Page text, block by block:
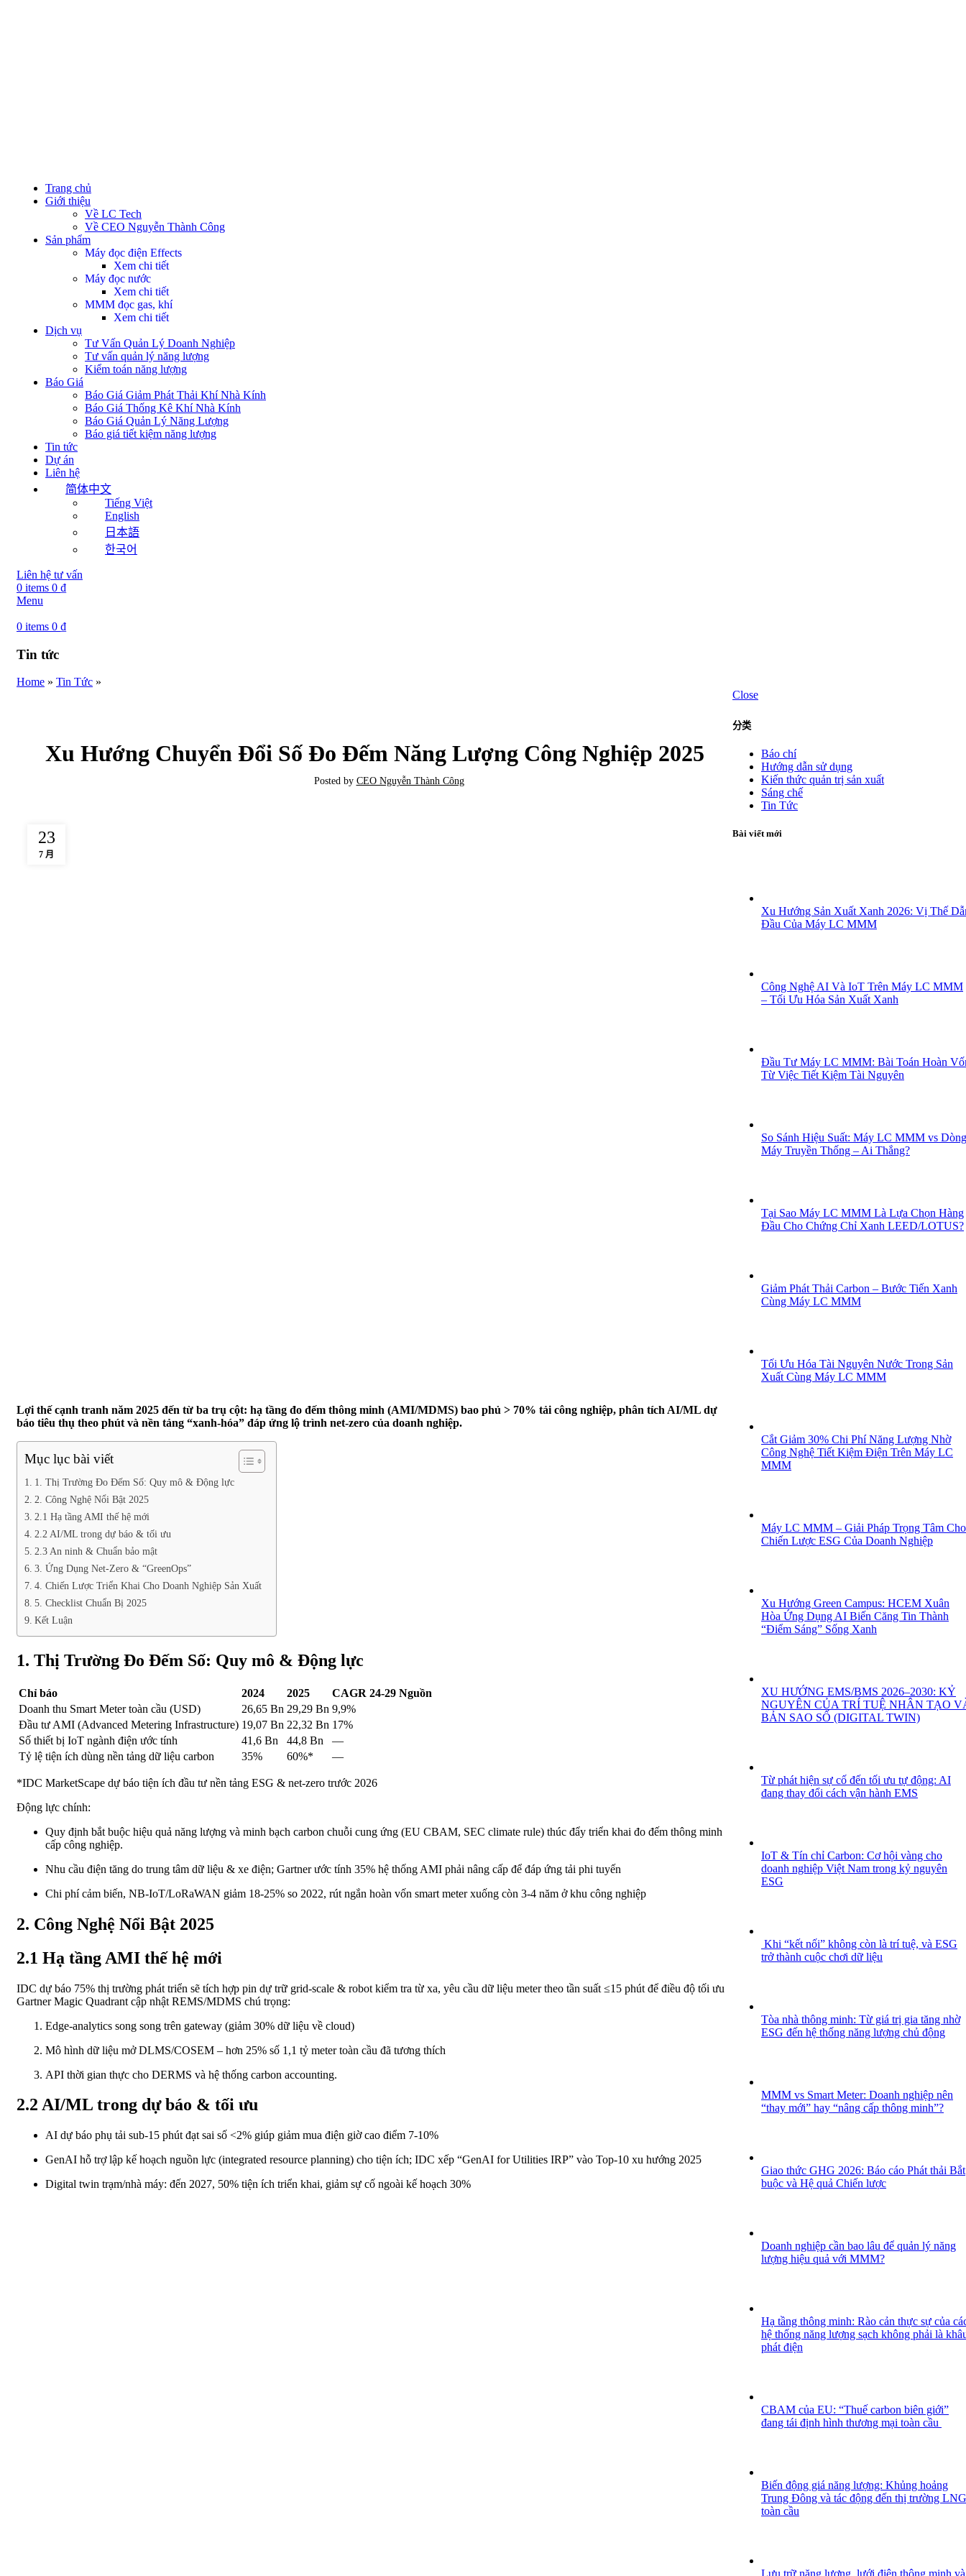
Trang chủ
Giới thiệu
Về LC Tech
Về CEO Nguyễn Thành Công
Sản phẩm
Máy đọc điện Effects
Xem chi tiết
Máy đọc nước
Xem chi tiết
MMM đọc gas, khí
Xem chi tiết
Dịch vụ
Tư Vấn Quản Lý Doanh Nghiệp
Tư vấn quản lý năng lượng
Kiểm toán năng lượng
Báo Giá
Báo Giá Giảm Phát Thải Khí Nhà Kính
Báo Giá Thống Kê Khí Nhà Kính
Báo Giá Quản Lý Năng Lượng
Báo giá tiết kiệm năng lượng
Tin tức
Dự án
Liên hệ
简体中文
Tiếng Việt
English
日本語
한국어
Liên hệ tư vấn
0 items 0 ₫
Menu
0 items 0 ₫
Tin tức
Home » Tin Tức »
Xu Hướng Chuyển Đổi Số Đo Đếm Năng Lượng Công Nghiệp 2025
Posted by CEO Nguyễn Thành Công
23
7 月
Lợi thế cạnh tranh năm 2025 đến từ ba trụ cột: hạ tầng đo đếm thông minh (AMI/MDMS) bao phủ > 70% tải công nghiệp, phân tích AI/ML dự
báo tiêu thụ theo phút và nền tảng “xanh-hóa” đáp ứng lộ trình net-zero của doanh nghiệp.
Mục lục bài viết
1. Thị Trường Đo Đếm Số: Quy mô & Động lực
2. Công Nghệ Nổi Bật 2025
2.1 Hạ tầng AMI thế hệ mới
2.2 AI/ML trong dự báo & tối ưu
2.3 An ninh & Chuẩn bảo mật
3. Ứng Dụng Net-Zero & “GreenOps”
4. Chiến Lược Triển Khai Cho Doanh Nghiệp Sản Xuất
5. Checklist Chuẩn Bị 2025
Kết Luận
1. Thị Trường Đo Đếm Số: Quy mô & Động lực
Chỉ báo 2024 2025 CAGR 24-29 Nguồn
Doanh thu Smart Meter toàn cầu (USD)
26,65 Bn 29,29 Bn 9,9%
Đầu tư AMI (Advanced Metering Infrastructure) 19,07 Bn 22,32 Bn 17%
Số thiết bị IoT ngành điện ước tính
41,6 Bn 44,8 Bn
—
Tỷ lệ tiện ích dùng nền tảng dữ liệu carbon
35% 60%* —
*IDC MarketScape dự báo tiện ích đầu tư nền tảng ESG & net-zero trước 2026
Động lực chính:
Quy định bắt buộc hiệu quả năng lượng và minh bạch carbon chuỗi cung ứng (EU CBAM, SEC climate rule) thúc đẩy triển khai đo đếm thông minh
cấp công nghiệp.
Nhu cầu điện tăng do trung tâm dữ liệu & xe điện; Gartner ước tính 35% hệ thống AMI phải nâng cấp để đáp ứng tải phi tuyến
Chi phí cảm biến, NB-IoT/LoRaWAN giảm 18-25% so 2022, rút ngắn hoàn vốn smart meter xuống còn 3-4 năm ở khu công nghiệp
2. Công Nghệ Nổi Bật 2025
2.1 Hạ tầng AMI thế hệ mới
IDC dự báo 75% thị trường phát triển sẽ tích hợp pin dự trữ grid-scale & robot kiểm tra từ xa, yêu cầu dữ liệu meter theo tần suất ≤15 phút để điều độ tối ưu
Gartner Magic Quadrant cập nhật REMS/MDMS chú trọng:
Edge-analytics song song trên gateway (giảm 30% dữ liệu về cloud)
Mô hình dữ liệu mở DLMS/COSEM – hơn 25% số 1,1 tỷ meter toàn cầu đã tương thích
API thời gian thực cho DERMS và hệ thống carbon accounting.
2.2 AI/ML trong dự báo & tối ưu
AI dự báo phụ tải sub-15 phút đạt sai số <2% giúp giảm mua điện giờ cao điểm 7-10%
GenAI hỗ trợ lập kế hoạch nguồn lực (integrated resource planning) cho tiện ích; IDC xếp “GenAI for Utilities IRP” vào Top-10 xu hướng 2025
Digital twin trạm/nhà máy: đến 2027, 50% tiện ích triển khai, giảm sự cố ngoài kế hoạch 30%
Close
分类
Báo chí
Hướng dẫn sử dụng
Kiến thức quản trị sản xuất
Sáng chế
Tin Tức
Bài viết mới
Xu Hướng Sản Xuất Xanh 2026: Vị Thế
Đầu Của Máy LC MMM
Công Nghệ AI Và IoT Trên Máy LC MMM
– Tối Ưu Hóa Sản Xuất Xanh
Đầu Tư Máy LC MMM: Bài Toán Hoàn
Từ Việc Tiết Kiệm Tài Nguyên
So Sánh Hiệu Suất: Máy LC MMM vs Dòng
Máy Truyền Thống – Ai Thắng?
Tại Sao Máy LC MMM Là Lựa Chọn Hàng
Đầu Cho Chứng Chỉ Xanh LEED/LOTUS?
Giảm Phát Thải Carbon – Bước Tiến Xanh
Cùng Máy LC MMM
Tối Ưu Hóa Tài Nguyên Nước Trong Sản
Xuất Cùng Máy LC MMM
Cắt Giảm 30% Chi Phí Năng Lượng Nhờ
Công Nghệ Tiết Kiệm Điện Trên Máy LC
MMM
Máy LC MMM – Giải Pháp Trọng Tâm Cho
Chiến Lược ESG Của Doanh Nghiệp
Xu Hướng Green Campus: HCEM Xuân
Hòa Ứng Dụng AI Biến Căng Tin Thành
“Điểm Sáng” Sống Xanh
XU HƯỚNG EMS/BMS 2026–2030: KỶ
NGUYÊN CỦA TRÍ TUỆ NHÂN TẠO
BẢN SAO SỐ (DIGITAL TWIN)
Từ phát hiện sự cố đến tối ưu tự động: AI
đang thay đổi cách vận hành EMS
IoT & Tín chỉ Carbon: Cơ hội vàng cho
doanh nghiệp Việt Nam trong kỷ nguyên
ESG
Khi “kết nối” không còn là trí tuệ, và ESG
trở thành cuộc chơi dữ liệu
Tòa nhà thông minh: Từ giá trị gia tăng nhờ
ESG đến hệ thống năng lượng chủ động
MMM vs Smart Meter: Doanh nghiệp nên
“thay mới” hay “nâng cấp thông minh”?
Giao thức GHG 2026: Báo cáo Phát thải Bắt
buộc và Hệ quả Chiến lược
Doanh nghiệp cần bao lâu để quản lý năng
lượng hiệu quả với MMM?
Hạ tầng thông minh: Rào cản thực sự của
hệ thống năng lượng sạch không phải là
phát điện
CBAM của EU: “Thuế carbon biên giới”
đang tái định hình thương mại toàn cầu
Biến động giá năng lượng: Khủng hoảng
Trung Đông và tác động đến thị trường LNG
toàn cầu